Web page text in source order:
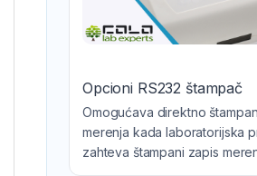
Opcioni RS232 štampač
Omogućava direktno
merenja kada laboratorijska
zahteva štampani zapis